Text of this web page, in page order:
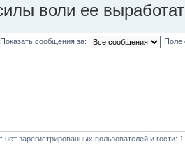
воли ее
Показать сообщения за: Поле
зарегистрированных пользователей и гости: 1